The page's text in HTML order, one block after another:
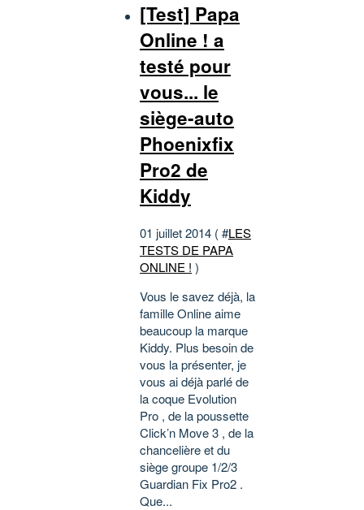
[Test] Papa
Online ! a
testé pour
vous... le
siège-auto
Phoenixfix
Pro2 de
Kiddy
01 juillet 2014 ( #LES
TESTS DE PAPA
ONLINE ! )
Vous le savez déjà, la
famille Online aime
beaucoup la marque
Kiddy. Plus besoin de
vous la présenter, je
vous ai déjà parlé de
la coque Evolution
Pro , de la poussette
Click’n Move 3 , de la
chancelière et du
siège groupe 1/2/3
Guardian Fix Pro2 .
Que...